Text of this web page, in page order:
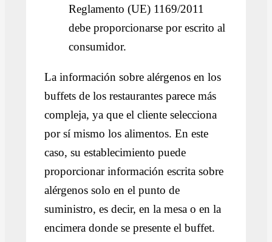
Reglamento (UE) 1169/2011
debe proporcionarse por escrito al
consumidor.
La información sobre alérgenos en los
buffets de los restaurantes parece más
compleja, ya que el cliente selecciona
por sí mismo los alimentos. En este
caso, su establecimiento puede
proporcionar información escrita sobre
alérgenos solo en el punto de
suministro, es decir, en la mesa o en la
encimera donde se presente el buffet.